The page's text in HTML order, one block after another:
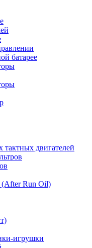
батарее
двигателей
Run Oil)
игрушки